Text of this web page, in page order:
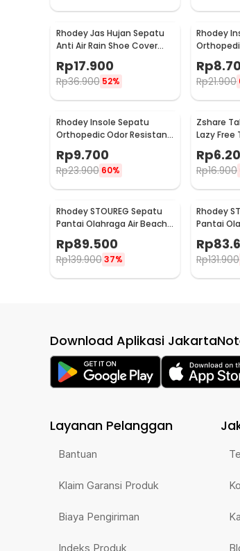
Rhodey Jas Hujan Sepatu
Anti Air Rain Shoe Cover
Rp17.900
Rp36.900 52%
Rhodey
EVA
Rp
Rp21.900
Rhodey Insole Sepatu
Orthopedic Odor Resistant
Rp9.700
Rp23.900 60%
Zshare
Lazy Free
Lace 1 Pair
Rp
Rp16.900
Rhodey STOUREG Sepatu
Pantai Olahraga Air Beach
Shoes 42 - 6688
Rp89.500
Rp139.900 37%
Rhodey
Pantai
Shoes 43
Rp
Rp131.900
Download Aplikasi
Layanan Pelanggan
Bantuan
Klaim Garansi Produk
Biaya Pengiriman
Indeks Produk